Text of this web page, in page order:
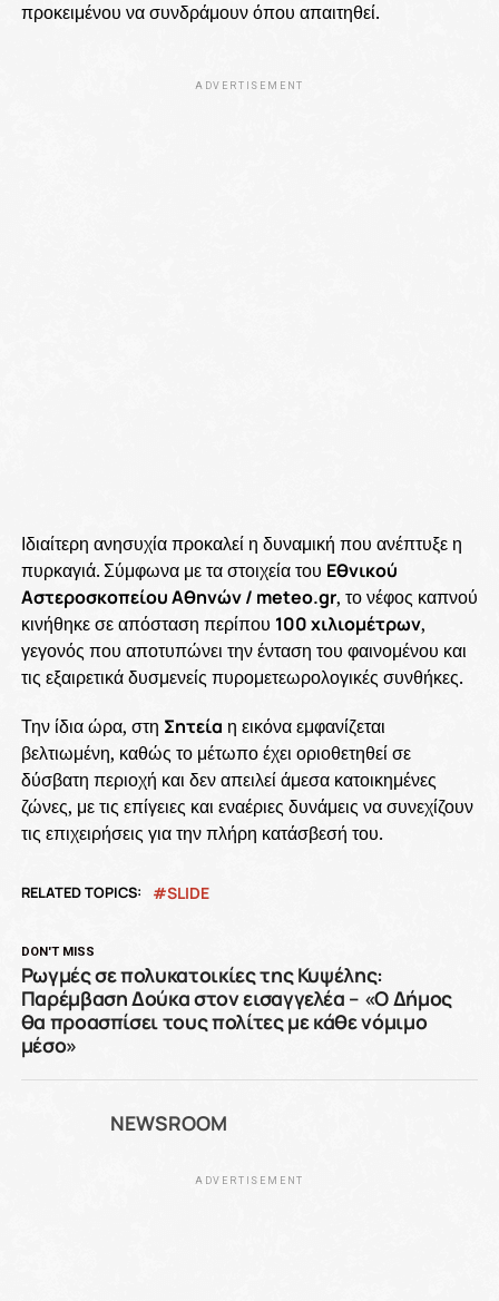
προκειμένου να συνδράμουν όπου απαιτηθεί.
ADVERTISEMENT
Ιδιαίτερη ανησυχία προκαλεί η δυναμική που ανέπτυξε η
πυρκαγιά. Σύμφωνα με τα στοιχεία του Εθνικού
Αστεροσκοπείου Αθηνών / meteo.gr, το νέφος καπνού
κινήθηκε σε απόσταση περίπου 100 χιλιομέτρων,
γεγονός που αποτυπώνει την ένταση του φαινομένου και
τις εξαιρετικά δυσμενείς πυρομετεωρολογικές συνθήκες.
Την ίδια ώρα, στη Σητεία η εικόνα εμφανίζεται
βελτιωμένη, καθώς το μέτωπο έχει οριοθετηθεί σε
δύσβατη περιοχή και δεν απειλεί άμεσα κατοικημένες
ζώνες, με τις επίγειες και εναέριες δυνάμεις να συνεχίζουν
τις επιχειρήσεις για την πλήρη κατάσβεσή του.
RELATED TOPICS: SLIDE
DON'T MISS
Ρωγμές σε πολυκατοικίες της Κυψέλης:
Παρέμβαση Δούκα στον εισαγγελέα – «Ο Δήμος
θα προασπίσει τους πολίτες με κάθε νόμιμο
μέσο»
NEWSROOM
ADVERTISEMENT